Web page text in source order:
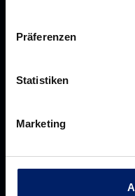
Präferenzen
Statistiken
Marketing